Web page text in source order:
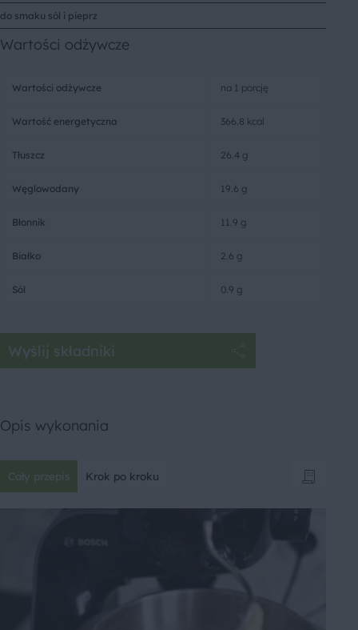
do smaku sól i pieprz
Wartości odżywcze
Wartości odżywcze na 1 porcję
Wartość energetyczna 366.8 kcal
Tłuszcz 26.4 g
Węglowodany 19.6 g
Błonnik 11.9 g
Białko 2.6 g
Sól 0.9 g
Wyślij składniki
Opis wykonania
Cały przepis Krok po kroku